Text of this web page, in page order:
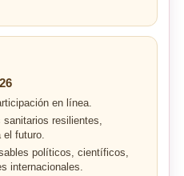
en línea.
resilientes,
el futuro.
políticos, científicos,
internacionales.